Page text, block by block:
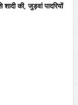
की, जुड़वां पादरियों